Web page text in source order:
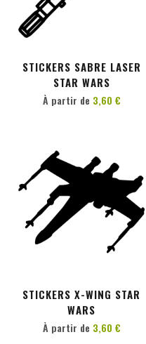
STICKERS SABRE LASER
STAR WARS
À partir de 3,60 €
STICKERS X-WING STAR
WARS
À partir de 3,60 €